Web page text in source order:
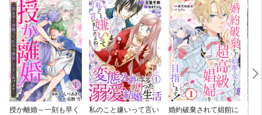
授か離婚～一刻も早く
私のこと嫌いって言い
婚約破棄されて娼館に
未